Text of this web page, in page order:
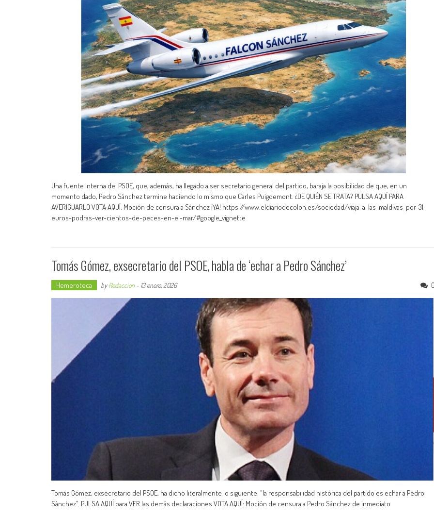
Una fuente interna del PSOE, que, además, ha llegado a ser secretario general del partido, baraja la posibilidad de que, en un
momento dado, Pedro Sánchez termine haciendo lo mismo que Carles Puigdemont. ¿DE QUIÉN SE TRATA? PULSA AQUÍ PARA
AVERIGUARLO VOTA AQUÍ: Moción de censura a Sánchez ¡YA! https://www.eldiariodecolon.es/sociedad/viaja-a-las-maldivas-por-31-
euros-podras-ver-cientos-de-peces-en-el-mar/#google_vignette
Tomás Gómez, exsecretario del PSOE, habla de ‘echar a Pedro Sánchez’
Hemeroteca byRedaccion - 13 enero, 2026
Tomás Gómez, exsecretario del PSOE, ha dicho literalmente lo siguiente: "la responsabilidad histórica del partido es echar a Pedro
Sánchez". PULSA AQUÍ para VER las demás declaraciones VOTA AQUÍ: Moción de censura a Pedro Sánchez de inmediato